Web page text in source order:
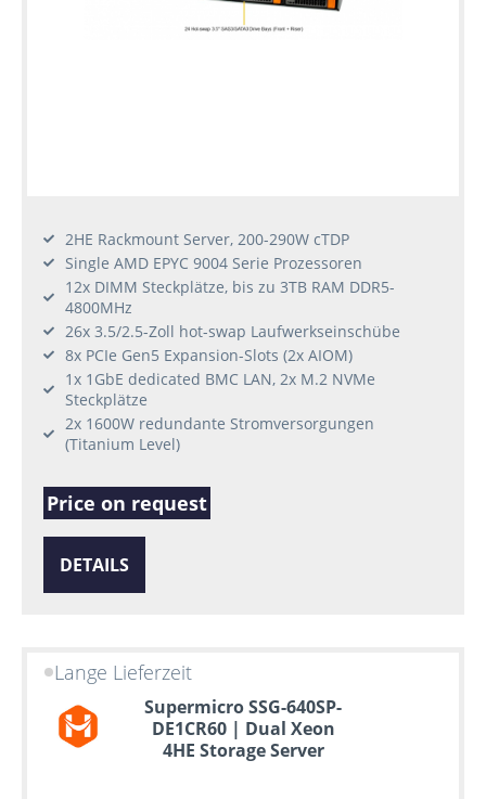
2HE Rackmount Server, 200-290W cTDP
Single AMD EPYC 9004 Serie Prozessoren
12x DIMM Steckplätze, bis zu 3TB RAM DDR5-
4800MHz
26x 3.5/2.5-Zoll hot-swap Laufwerkseinschübe
8x PCIe Gen5 Expansion-Slots (2x AIOM)
1x 1GbE dedicated BMC LAN, 2x M.2 NVMe
Steckplätze
2x 1600W redundante Stromversorgungen
(Titanium Level)
Price on request
DETAILS
Lange Lieferzeit
Supermicro SSG-640SP-
DE1CR60 | Dual Xeon
4HE Storage Server